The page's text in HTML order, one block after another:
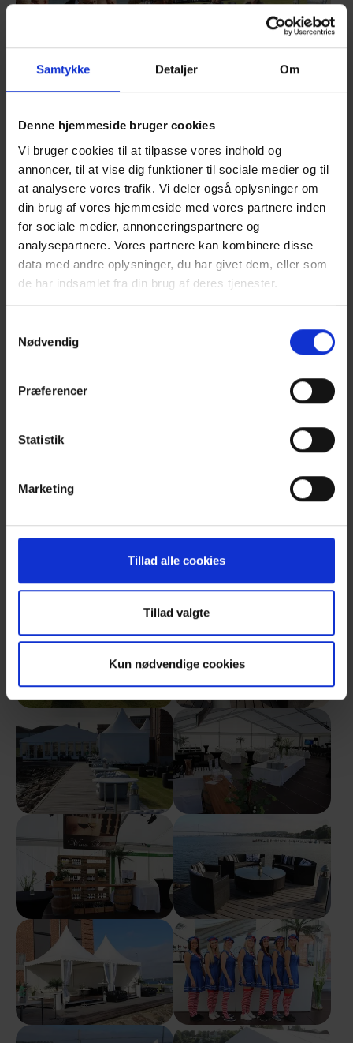
Samtykke Detaljer Om
Denne hjemmeside bruger cookies
Vi bruger cookies til at tilpasse vores indhold og
annoncer, til at vise dig funktioner til sociale medier og til
at analysere vores trafik. Vi deler også oplysninger om
din brug af vores hjemmeside med vores partnere inden
for sociale medier, annonceringspartnere og
analysepartnere. Vores partnere kan kombinere disse
data med andre oplysninger, du har givet dem, eller som
de har indsamlet fra din brug af deres tjenester.
Nødvendig
Præferencer
Statistik
Marketing
Tillad alle cookies
Tillad valgte
Kun nødvendige cookies
Show larger version Show larger version
Show larger version
Show larger version
Show larger version
Show larger version
Show larger version
Show larger version Show larger version
Show larger version Show larger version